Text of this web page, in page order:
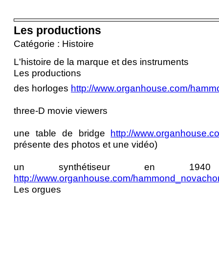
Les productions
Catégorie : Histoire
L'histoire de la marque et des instruments
Les productions
des horloges http://www.organhouse.com/
three-D movie viewers
une table de bridge http://
présente des photos et une vidéo)
un synthétiseur en
http://www.organhouse.com/
Les orgues